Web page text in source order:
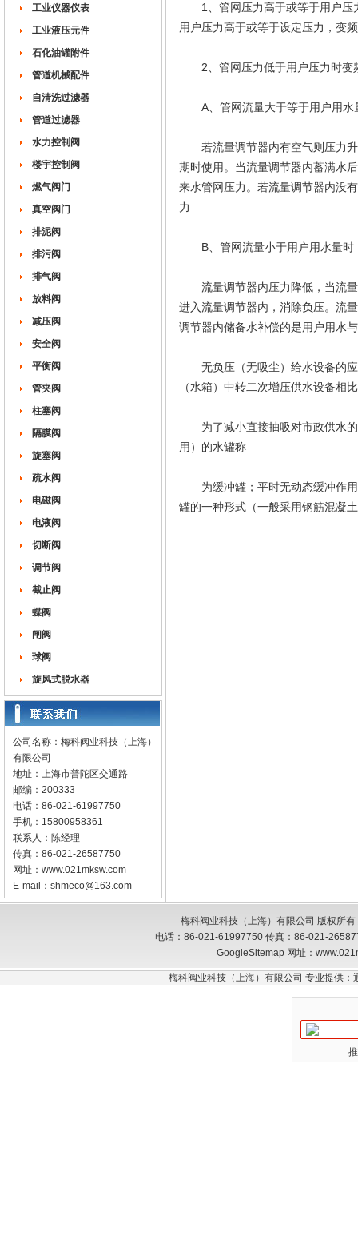
工业仪器仪表
工业液压元件
石化油罐附件
管道机械配件
自清洗过滤器
管道过滤器
水力控制阀
楼宇控制阀
燃气阀门
真空阀门
排泥阀
排污阀
排气阀
放料阀
减压阀
安全阀
平衡阀
管夹阀
柱塞阀
隔膜阀
旋塞阀
疏水阀
电磁阀
电液阀
切断阀
调节阀
截止阀
蝶阀
闸阀
球阀
旋风式脱水器
公司名称：梅科阀业科技（上海）
有限公司
地址：上海市普陀区交通路
邮编：200333
电话：86-021-61997750
手机：15800958361
联系人：陈经理
传真：86-021-26587750
网址： www.021mksw.com
E-mail： shmeco@163.com
1、管网压力高于或等于用户压
用户压力高于或等于设定压力，变
2、管网压力低于用户压力时变
A、管网流量大于等于用户用水
若流量调节器内有空气则压力升
期时使用。当流量调节器内蓄满水
来水管网压力。若流量调节器内没
力
B、管网流量小于用户用水量时
流量调节器内压力降低，当流量
进入流量调节器内，消除负压。流
调节器内储备水补偿的是用户用水
无负压（无吸尘）给水设备的应
（水箱）中转二次增压供水设备相
为了减小直接抽吸对市政供水的
用）的水罐称
为缓冲罐；平时无动态缓冲作用
罐的一种形式（一般采用钢筋混凝
梅科阀业科技（上海）有限公司 版权所
电话：86-021-61997750 传真：86-021-
GoogleSitemap网址：
梅科阀业科技（上海）有限公司 专业提供